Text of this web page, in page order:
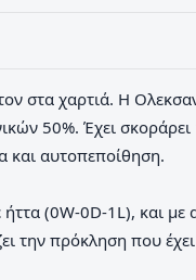
στα χαρτιά. Η
50%. Έχει σκοράρει
και αυτοπεποίθηση.
(0W-0D-1L), και με
την πρόκληση που